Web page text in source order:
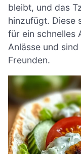
bleibt, und das
hinzufügt. Diese
für ein schnelles
Anlässe und
Freunden.